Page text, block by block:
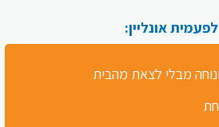
מבלי לצאת מהבית